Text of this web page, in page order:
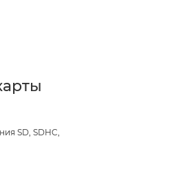
SD, SDHC,